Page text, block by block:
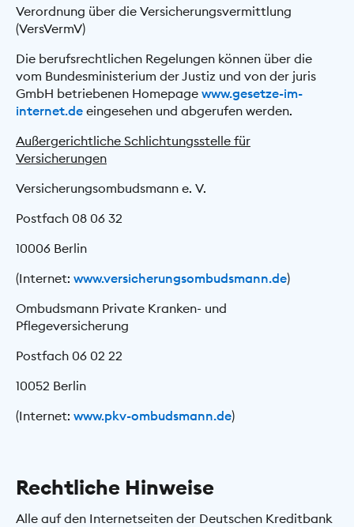
Verordnung über die Versicherungsvermittlung
(VersVermV)
Die berufsrechtlichen Regelungen können über die
vom Bundesministerium der Justiz und von der juris
GmbH betriebenen Homepage www.gesetze-im-
internet.de eingesehen und abgerufen werden.
Außergerichtliche Schlichtungsstelle für
Versicherungen
Versicherungsombudsmann e. V.
Postfach 08 06 32
10006 Berlin
(Internet: www.versicherungsombudsmann.de)
Ombudsmann Private Kranken- und
Pflegeversicherung
Postfach 06 02 22
10052 Berlin
(Internet: www.pkv-ombudsmann.de)
Rechtliche Hinweise
Alle auf den Internetseiten der Deutschen Kreditbank